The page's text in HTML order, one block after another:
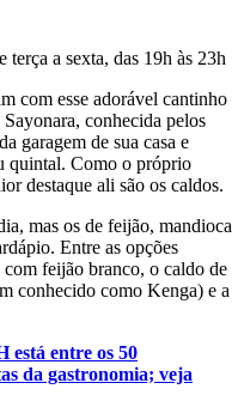
terça a sexta, das 19h às 23h
com esse adorável cantinho
conhecida pelos
garagem de sua casa e
quintal. Como o próprio
destaque ali são os caldos.
mas os de feijão, mandioca
Entre as opções
feijão branco, o caldo de
conhecido como Kenga) e a
está entre os 50
da gastronomia; veja